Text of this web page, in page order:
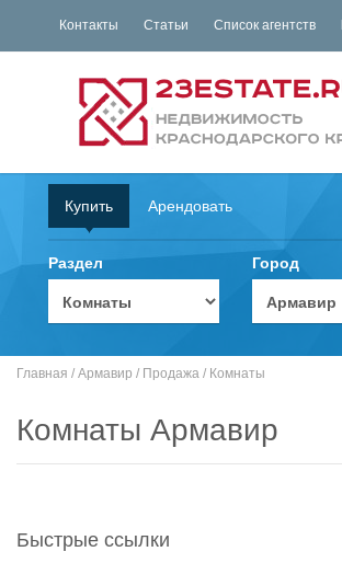
Контакты Статьи Список агентств
Купить Арендовать
Раздел Город
Главная / Армавир / Продажа / Комнаты
Комнаты Армавир
Быстрые ссылки